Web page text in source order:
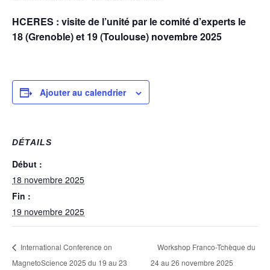
HCERES : visite de l’unité par le comité d’experts le
18 (Grenoble) et 19 (Toulouse) novembre 2025
Ajouter au calendrier
DÉTAILS
Début :
18 novembre 2025
Fin :
19 novembre 2025
International Conference on
MagnetoScience 2025 du 19 au 23
Workshop Franco-Tchèque du
24 au 26 novembre 2025